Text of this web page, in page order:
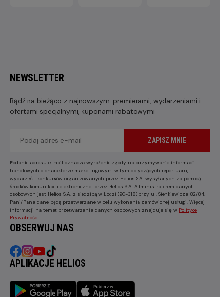
NEWSLETTER
Bądź na bieżąco z najnowszymi premierami, wydarzeniami i
ofertami specjalnymi, kuponami rabatowymi
ZAPISZ MNIE
Podanie adresu e-mail oznacza wyrażenie zgody na otrzymywanie informacji
handlowych o charakterze marketingowym, w tym dotyczących repertuaru,
wydarzeń i konkursów organizowanych przez Helios S.A. wysyłanych za pomocą
środków komunikacji elektronicznej przez Helios S.A. Administratorem danych
osobowych jest Helios S.A. z siedzibą w Łodzi (90-318) przy ul. Sienkiewicza 82/84.
Pani/Pana dane będą przetwarzane w celu wykonania zamówionej usługi. Więcej
informacji na temat przetwarzania danych osobowych znajduje się w Polityce
Prywatności
OBSERWUJ NAS
APLIKACJE HELIOS